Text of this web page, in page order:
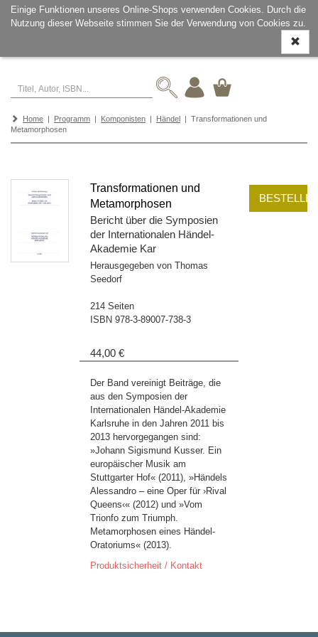
Einige Funktionen unseres Online-Shops verwenden Cookies. Durch die
Nutzung dieser Webseite stimmen Sie der Verwendung von Cookies zu.
ein-/
Home | Programm | Komponisten | Händel | Transformationen und
Metamorphosen
Transformationen und
Metamorphosen
Bericht über die Symposien
der Internationalen Händel-
Akademie Kar
Herausgegeben von Thomas
Seedorf
214 Seiten
ISBN 978-3-89007-738-3
44,00 €
Der Band vereinigt Beiträge, die
aus den Symposien der
Internationalen Händel-Akademie
Karlsruhe in den Jahren 2011 bis
2013 hervorgegangen sind:
»Johann Sigismund Kusser. Ein
europäischer Musik am
Stuttgarter Hof« (2011), »Händels
Alessandro – eine Oper für ›Rival
Queens‹« (2012) und »Vom
Trionfo zum Triumph.
Metamorphosen eines Händel-
Oratoriums« (2013).
Produktsicherheit / Kontakt